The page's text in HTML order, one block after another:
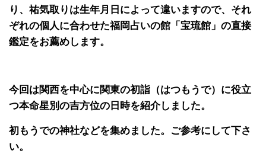
り、祐気取りは生年月日によって違いますので、それ
ぞれの個人に合わせた福岡占いの館「宝琉館」の直接
鑑定をお薦めします。
今回は関西を中心に関東の初詣（はつもうで）に役立
つ本命星別の吉方位の日時を紹介しました。
初もうでの神社などを集めました。ご参考にして下さ
い。